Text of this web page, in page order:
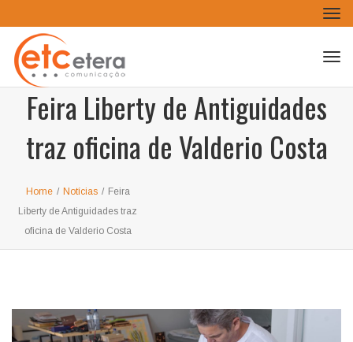
Feira Liberty de Antiguidades
traz oficina de Valderio Costa
Home / Notícias / Feira
Liberty de Antiguidades traz
oficina de Valderio Costa